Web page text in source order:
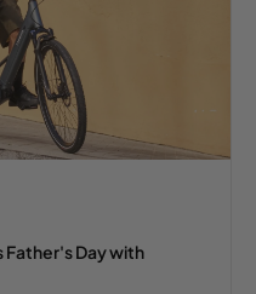
Father's Day with